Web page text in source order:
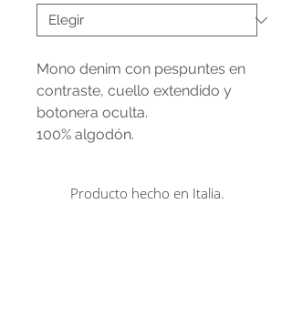
Mono denim con pespuntes en
contraste, cuello extendido y
botonera oculta.
100% algodón.
Producto hecho en Italia.